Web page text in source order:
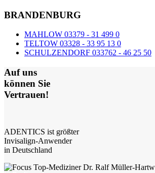
BRANDENBURG
MAHLOW 03379 - 31 499 0
TELTOW 03328 - 33 95 13 0
SCHULZENDORF 033762 - 46 25 50
Auf uns
können Sie
Vertrauen!
ADENTICS ist größter
Invisalign-Anwender
in Deutschland